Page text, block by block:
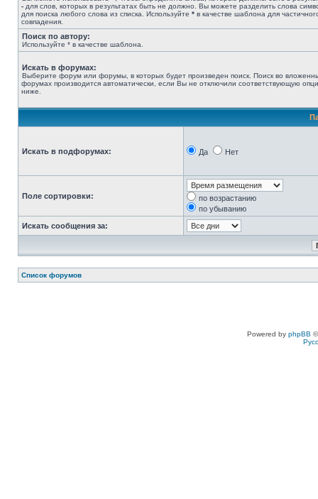
- для слов, которых в результатах быть не должно. Вы можете разделить слова
для поиска любого слова из списка. Используйте * в качестве шаблона для
совпадения.
Поиск по автору:
Используйте * в качестве шаблона.
Искать в форумах:
Выберите форум или форумы, в которых будет произведен поиск. Поиск во
форумах производится автоматически, если Вы не отключили соответствующую
ниже.
Искать в подфорумах: Да Нет
Поле сортировки:
по возрастанию
по убыванию
Искать сообщения за:
Список форумов
Powered by phpBB